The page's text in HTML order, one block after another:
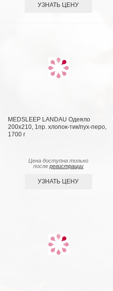
УЗНАТЬ ЦЕНУ
MEDSLEEP LANDAU Одеяло
200х210, 1пр. хлопок-тик/пух-перо,
1700 г
Цена доступна только
послерегистрации
УЗНАТЬ ЦЕНУ